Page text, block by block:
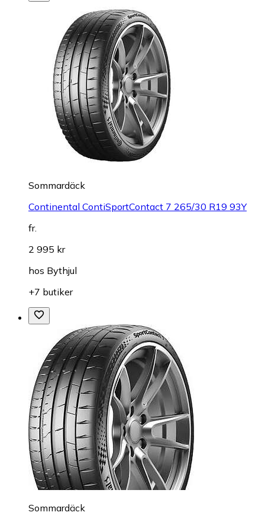
Sommardäck
Continental ContiSportContact 7 265/30 R19 93Y
fr.
2 995 kr
hos Bythjul
+7 butiker
Sommardäck